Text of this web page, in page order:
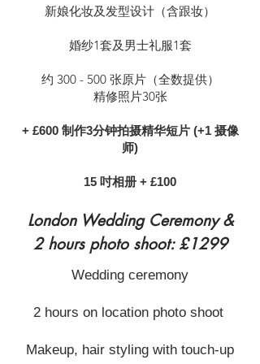
新娘化妆及发型设计（含跟妆）
婚纱1套及男士礼服1套
约 300 - 500 张原片（全数提供）
精修照片30张
+ ​£600 制作3分钟拍摄精华短片 (+1 摄像
师)
15 吋相册 + £100
London Wedding Ceremony &
2 hours photo shoot: £1299
Wedding ceremony
2 hours on location photo shoot
Makeup, hair styling with touch-up